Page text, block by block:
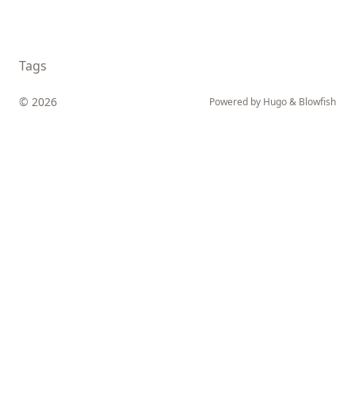
Tags
© 2026 Powered by Hugo& Blowfish